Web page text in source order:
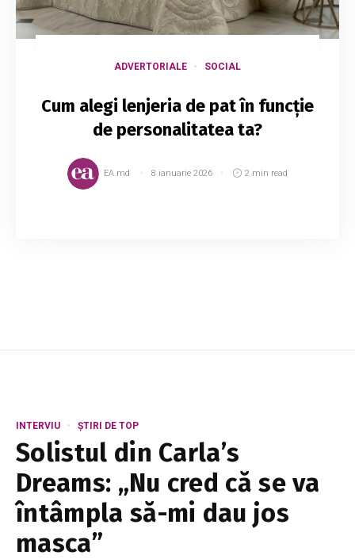
ADVERTORIALE SOCIAL
Cum alegi lenjeria de pat în funcție
de personalitatea ta?
EA.md 8 ianuarie 2026 2 min read
INTERVIU ȘTIRI DE TOP
Solistul din Carla’s
Dreams: „Nu cred că se va
întâmpla să-mi dau jos
masca”